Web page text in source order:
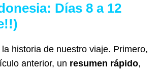
Días 8 a 12
historia de nuestro viaje. Primero,
anterior, un resumen rápido,